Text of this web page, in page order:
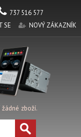
737 516 577
SE
NOVÝ ZÁKAZNÍK
zboží.